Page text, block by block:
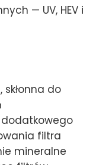
— UV, HEV i
skłonna do
filtra
mineralne